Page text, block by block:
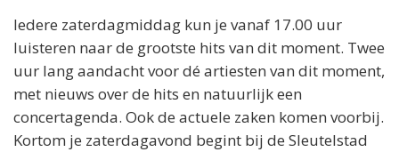
Iedere zaterdagmiddag kun je vanaf 17.00 uur
luisteren naar de grootste hits van dit moment. Twee
uur lang aandacht voor dé artiesten van dit moment,
met nieuws over de hits en natuurlijk een
concertagenda. Ook de actuele zaken komen voorbij.
Kortom je zaterdagavond begint bij de Sleutelstad